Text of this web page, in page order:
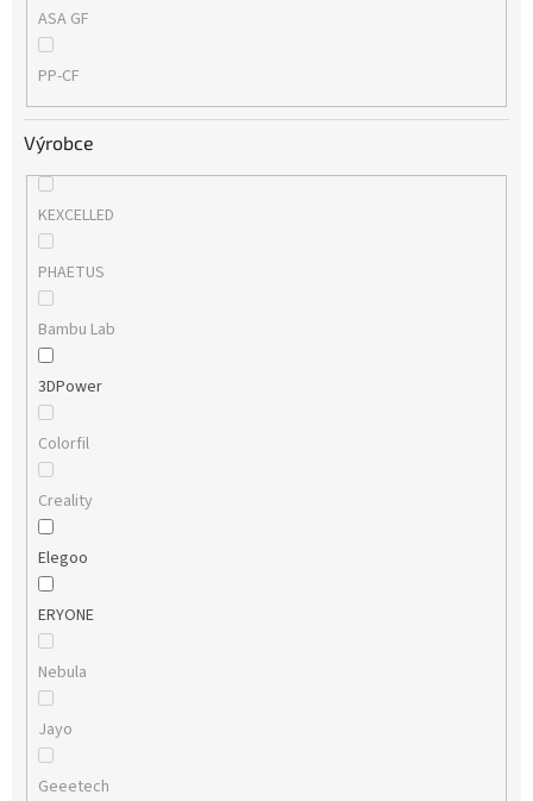
ASA GF
PP-CF
Výrobce
KEXCELLED
PHAETUS
Bambu Lab
3DPower
Colorfil
Creality
Elegoo
ERYONE
Nebula
Jayo
Geeetech